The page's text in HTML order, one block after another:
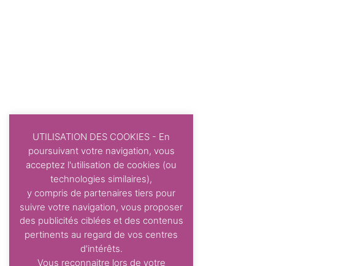
UTILISATION DES COOKIES - En
poursuivant votre navigation, vous
acceptez l'utilisation de cookies (ou
technologies similaires),
y compris de partenaires tiers pour
suivre votre navigation, vous proposer
des publicités ciblées et des contenus
pertinents au regard de vos centres
d'intérêts.
Vous reconnaitre lors de votre